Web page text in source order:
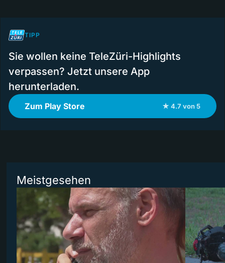
TIPP
Sie wollen keine TeleZüri-Highlights
verpassen? Jetzt unsere App
herunterladen.
Zum Play Store ★ 4.7 von 5
Meistgesehen